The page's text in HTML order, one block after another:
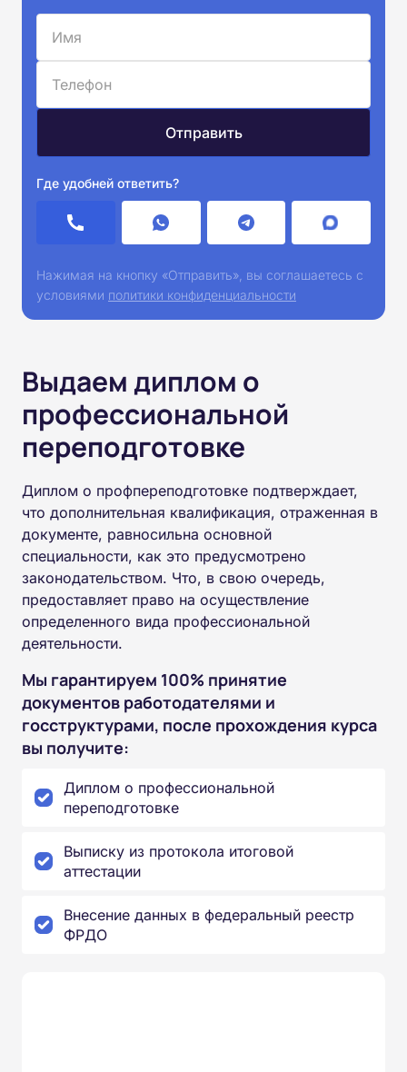
Где удобней ответить?
Нажимая на кнопку «Отправить», вы соглашаетесь с
условиями политики конфиденциальности
Выдаем диплом о
профессиональной
переподготовке
Диплом о профпереподготовке подтверждает,
что дополнительная квалификация, отраженная в
документе, равносильна основной
специальности, как это предусмотрено
законодательством. Что, в свою очередь,
предоставляет право на осуществление
определенного вида профессиональной
деятельности.
Мы гарантируем 100% принятие
документов работодателями и
госструктурами, после прохождения курса
вы получите:
Диплом о профессиональной
переподготовке
Выписку из протокола итоговой
аттестации
Внесение данных в федеральный реестр
ФРДО